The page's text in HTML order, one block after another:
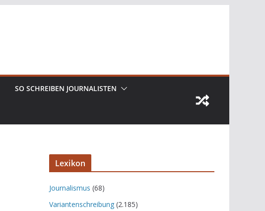
SO SCHREIBEN JOURNALISTEN
Lexikon
Journalismus (68)
Variantenschreibung (2.185)